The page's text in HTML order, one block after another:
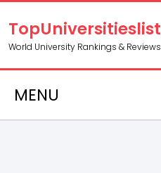
TopUniversitieslist
World University Rankings & Reviews
MENU